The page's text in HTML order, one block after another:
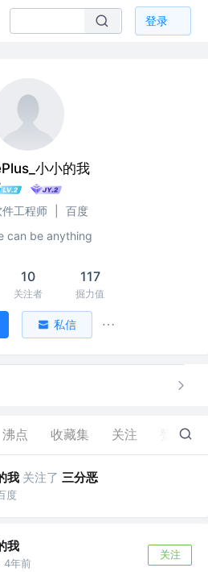
登录
小小的我
工程师
百度
can be anything
10
关注者
117
掘力值
私信
沸点 收藏集 关注 9
我 关注了 三分恶
度
我
4年前
关注